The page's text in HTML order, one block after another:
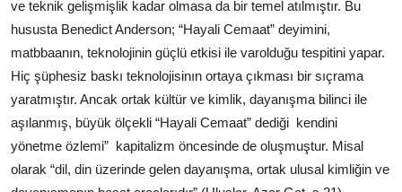
ve teknik gelişmişlik kadar olmasa da bir temel atılmıştır. Bu
hususta Benedict Anderson; “Hayali Cemaat” deyimini,
matbbaanın, teknolojinin güçlü etkisi ile varolduğu tespitini yapar.
Hiç şüphesiz baskı teknolojisinın ortaya çıkması bir sıçrama
yaratmıştır. Ancak ortak kültür ve kimlik, dayanışma bilinci ile
aşılanmış, büyük ölçekli “Hayali Cemaat” dediği kendini
yönetme özlemi” kapitalizm öncesinde de oluşmuştur. Misal
olarak “dil, din üzerinde gelen dayanışma, ortak ulusal kimliğin ve